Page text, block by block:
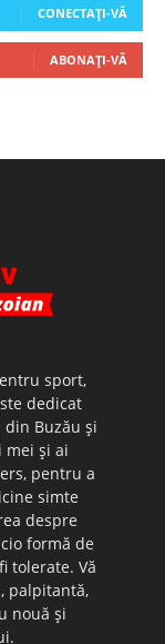
CONECTAȚI-VĂ
ABONAȚI-VĂ
sport,
dedicat
Buzău şi
mei şi ai
pentru a
simte
despre
formă de
tolerate. Vă
palpitantă,
nouă şi